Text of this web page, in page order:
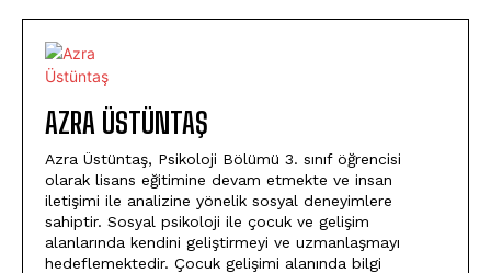
AZRA ÜSTÜNTAŞ
Azra Üstüntaş, Psikoloji Bölümü 3. sınıf öğrencisi
olarak lisans eğitimine devam etmekte ve insan
iletişimi ile analizine yönelik sosyal deneyimlere
sahiptir. Sosyal psikoloji ile çocuk ve gelişim
alanlarında kendini geliştirmeyi ve uzmanlaşmayı
hedeflemektedir. Çocuk gelişimi alanında bilgi